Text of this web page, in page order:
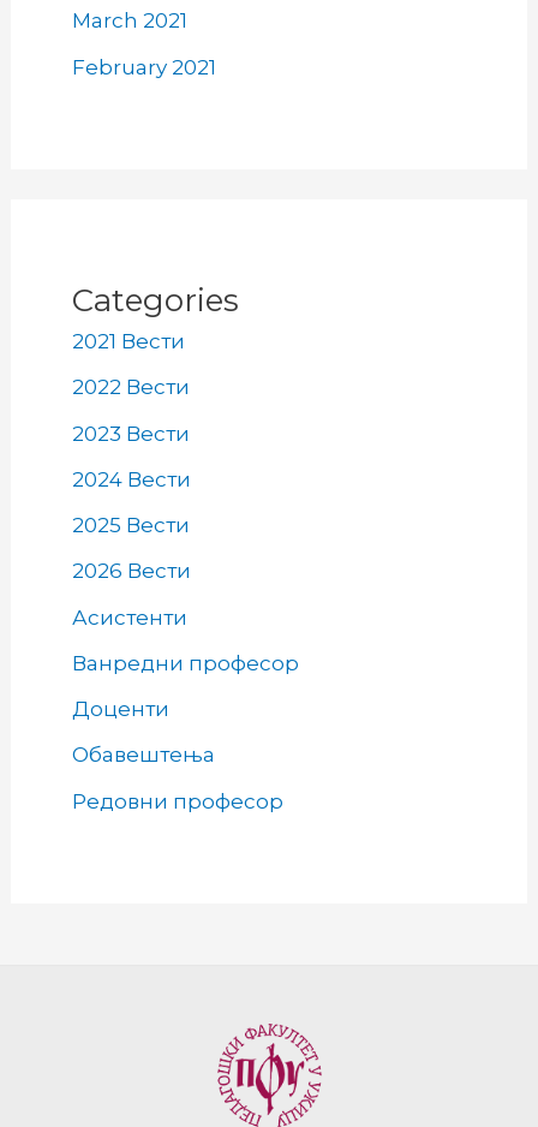
March 2021
February 2021
Categories
2021 Вести
2022 Вести
2023 Вести
2024 Вести
2025 Вести
2026 Вести
Асистенти
Ванредни професор
Доценти
Обавештења
Редовни професор